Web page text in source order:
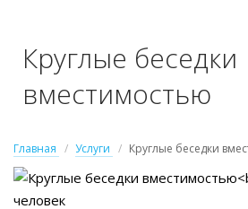
Круглые беседки
вместимостью
Главная Услуги Круглые беседки